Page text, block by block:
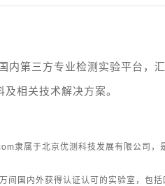
内第三方专业检测实验平台，
相关技术解决方案。
隶属于北京优测科技发展有限公司，
间国内外获得认证认可的实验室，包